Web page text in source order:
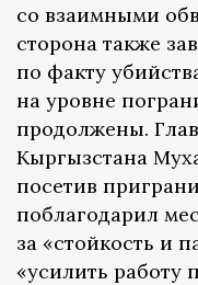
со взаимными
сторона также
по факту
на уровне
продолжены.
Кыргызстана
посетив
поблагодарил
за «стойкость и
«усилить работу